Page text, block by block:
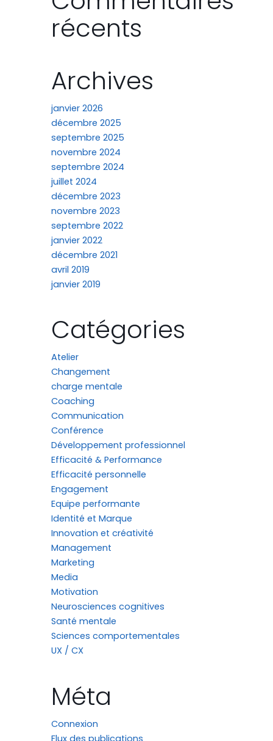
récents
Archives
janvier 2026
décembre 2025
septembre 2025
novembre 2024
septembre 2024
juillet 2024
décembre 2023
novembre 2023
septembre 2022
janvier 2022
décembre 2021
avril 2019
janvier 2019
Catégories
Atelier
Changement
charge mentale
Coaching
Communication
Conférence
Développement professionnel
Efficacité & Performance
Efficacité personnelle
Engagement
Equipe performante
Identité et Marque
Innovation et créativité
Management
Marketing
Media
Motivation
Neurosciences cognitives
Santé mentale
Sciences comportementales
UX / CX
Méta
Connexion